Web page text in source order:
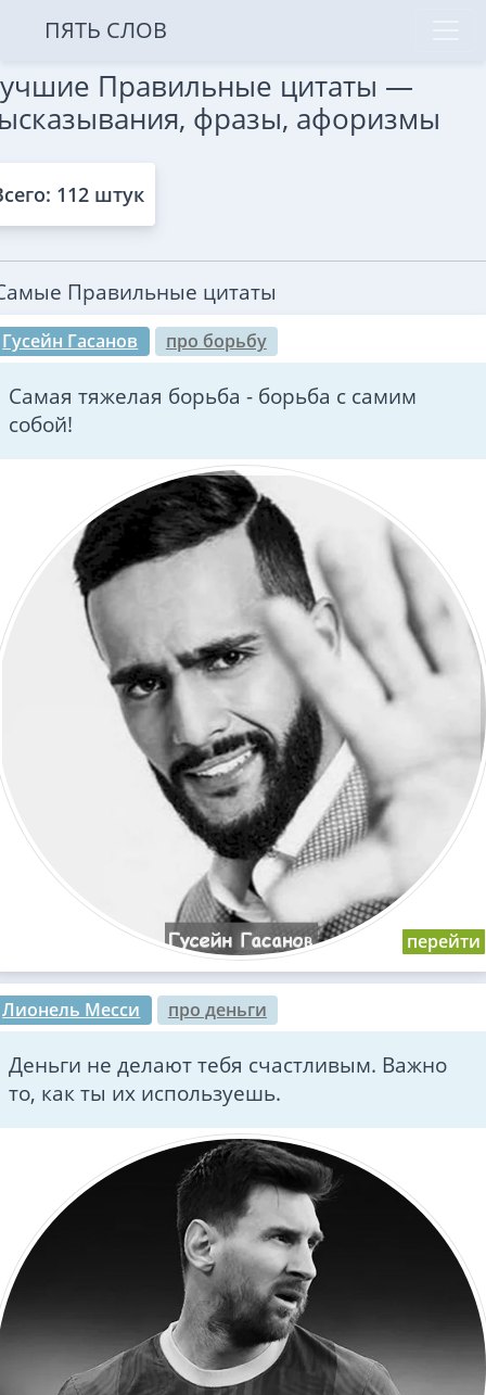
ПЯТЬ СЛОВ
Правильные цитаты —
фразы, афоризмы
112 штук
Правильные цитаты
Гусейн Гасанов про борьбу
Самая тяжелая борьба - борьба с самим
собой!
Лионель Месси про деньги
Деньги не делают тебя счастливым. Важно
то, как ты их используешь.